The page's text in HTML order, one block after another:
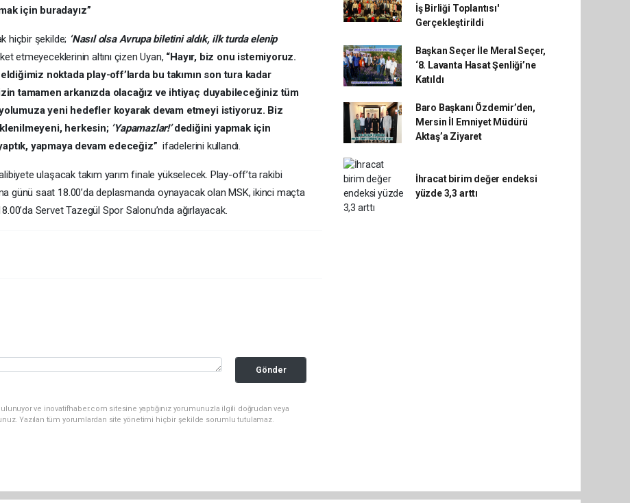
için buradayız”
hiçbir şekilde; ‘Nasıl olsa Avrupa biletini aldık, ilk turda elenip
etmeyeceklerinin altını çizen Uyan, “Hayır, biz onu istemiyoruz.
noktada play-off’larda bu takımın son tura kadar
tamamen arkanızda olacağız ve ihtiyaç duyabileceğiniz tüm
yeni hedefler koyarak devam etmeyi istiyoruz. Biz
herkesin; ‘Yapamazlar!’dediğini yapmak için
yapmaya devam edeceğiz” ifadelerini kullandı.
ulaşacak takım yarım finale yükselecek. Play-off’ta rakibi
günü saat 18.00’da deplasmanda oynayacak olan MSK, ikinci maçta
Servet Tazegül Spor Salonu’nda ağırlayacak.
Gönder
ve inovatifhaber.com sitesine yaptığınız yorumunuzla ilgili doğrudan veya
Yazılan tüm yorumlardan site yönetimi hiçbir şekilde sorumlu tutulamaz.
İş Birliği Toplantısı'
Gerçekleştirildi
Başkan Seçer İle Meral Seçer,
‘8. Lavanta Hasat Şenliği’ne
Katıldı
Baro Başkanı Özdemir’den,
Mersin İl Emniyet Müdürü
Aktaş’a Ziyaret
İhracat birim değer endeksi
yüzde 3,3 arttı